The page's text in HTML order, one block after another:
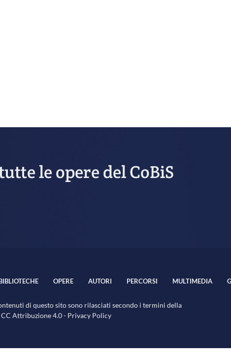
le opere del CoBiS
OPERE AUTORI PERCORSI MULTIMEDIA
di questo sito sono rilasciati secondo i termini della
CC Attribuzione 4.0- Privacy Policy